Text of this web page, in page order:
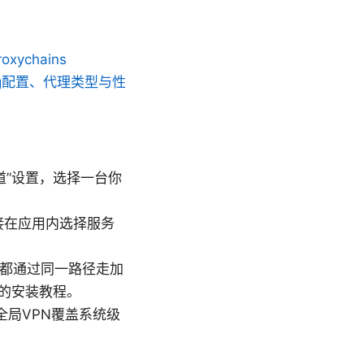
置、代理类型与性
设置，选择一台你
应用内选择服务
通过同一路径走加
安装教程。
局VPN覆盖系统级